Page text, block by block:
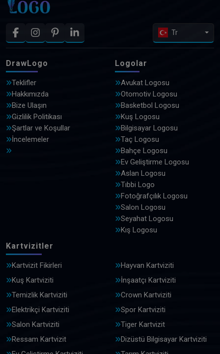
Tr
DrawLogo
Teklifler
Hakkımızda
Bize Ulaşın
Gizlilik Politikası
Şartlar ve Koşullar
İncelemeler
Logolar
Avukat Logosu
Otomotiv Logosu
Basketbol Logosu
Kuş Logosu
Bilgisayar Logosu
Taç Logosu
Bahçe Logosu
Ev Geliştirme Logosu
Aslan Logosu
Tıbbi Logo
Fotoğrafçılık Logosu
Salon Logosu
Seyahat Logosu
Kış Logosu
Kartvizitler
Kartvizit Fikirleri
Hayvan Kartviziti
Kuş Kartviziti
İnşaatçı Kartviziti
Temizlik Kartviziti
Crown Kartviziti
Elektrikçi Kartviziti
Spor Kartviziti
Salon Kartviziti
Tiger Kartvizit
Ressam Kartvizit
Dizüstü Bilgisayar Kartviziti